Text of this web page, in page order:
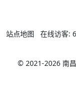
站点地图 在线访客: 6
© 2021-2026 南